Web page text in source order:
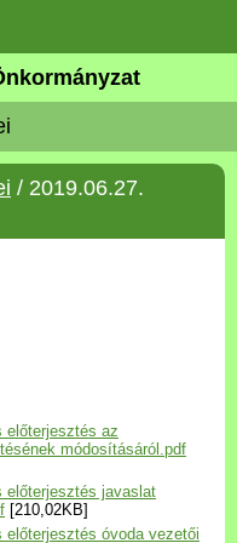
/ 2019.06.27.
előterjesztés az
módosításáról.pdf
előterjesztés javaslat
[210,02KB]
előterjesztés óvoda vezetői